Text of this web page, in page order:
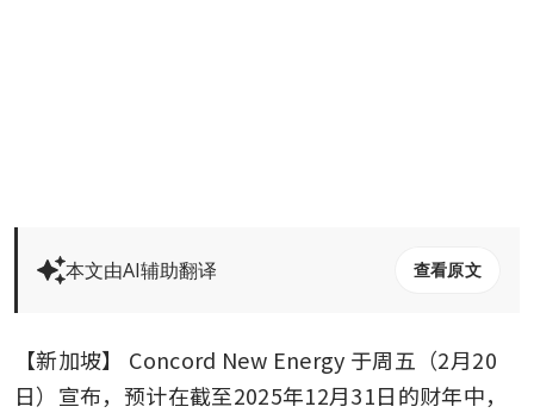
本文由AI辅助翻译 查看原文
【新加坡】 Concord New Energy 于周五（2月20
日）宣布，预计在截至2025年12月31日的财年中，